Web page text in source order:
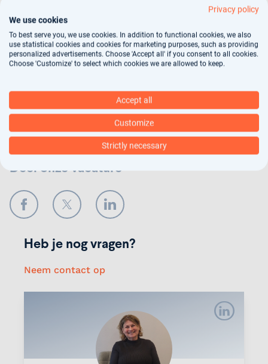
Jouw gegevens worden gebruikt voor
arbeidsbemiddeling, dit vindt deels geautomatiseerd
plaats. In onsprivacy statementkun je nalezen hoe
Verstuur
Deel onze vacature
FacebookTwitter LinkedIn
Heb je nog vragen?
Neem contact op
Privacy policy
We use cookies
To best serve you, we use cookies. In addition to functional cookies, we also
use statistical cookies and cookies for marketing purposes, such as providing
personalized advertisements. Choose 'Accept all' if you consent to all cookies.
Choose 'Customize' to select which cookies we are allowed to keep.
Accept all
Customize
Strictly necessary